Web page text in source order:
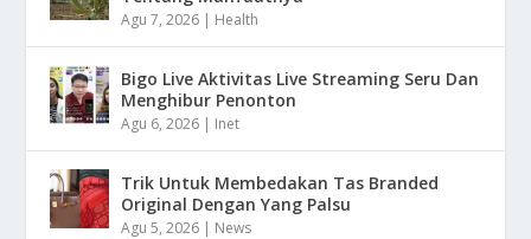
Agu 7, 2026 | Health
Bigo Live Aktivitas Live Streaming Seru Dan
Menghibur Penonton
Agu 6, 2026 | Inet
Trik Untuk Membedakan Tas Branded
Original Dengan Yang Palsu
Agu 5, 2026 | News